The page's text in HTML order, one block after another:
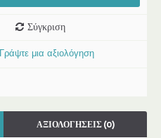
Σύγκριση
Γράψτε μια αξιολόγηση
ΑΞΙΟΛΟΓΉΣΕΙΣ (0)